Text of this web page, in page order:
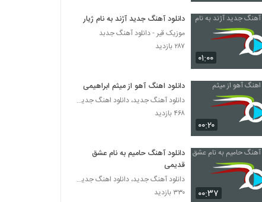
آهنگ دیگه برنگرد از مهدی رفعتی(پاپ)
۲۶۲ بازدید
حمید سمندرپور آهنگ انتظار
موزیک زیبای شقایق از آرمان گرشاسبی
۲۹۷ بازدید
Yaghoubi Divoonegi)
۰۱:۰۰
دانلود آهنگ جدید آژند به نام ژیار
موزیک قیر - دانلود آهنگ جدبد
۲۸۷ بازدید
۰۰:۲۰
دانلود اهنگ آهو از میثم ابراهیمی
دانلود آهنگ جدید، دانلود اهنگ جدید ایرانی
۴۶۸ بازدید
۰۰:۳۷
دانلود آهنگ حامیم به نام عشق
قدیمی
دانلود آهنگ جدید، دانلود اهنگ جدید ایرانی
۳۳۰ بازدید